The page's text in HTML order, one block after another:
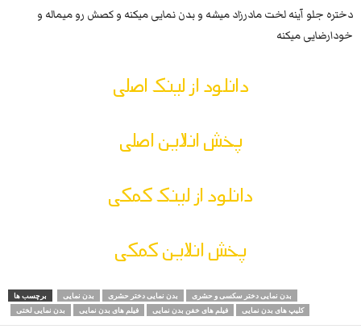
دختره جلو آینه لخت مادرزاد میشه و بدن نمایی میکنه و کصش رو میماله و
خودارضایی میکنه
دانلود از لینک اصلی
پخش انلاین اصلی
دانلود از لینک کمکی
پخش انلاین کمکی
برچسب ها بدن نمایی بدن نمایی دختر حشری
بدن نمایی دختر سکسی و حشری
بدن نمایی لختی
فیلم های بدن نمایی فیلم های خفن بدن نمایی کلیپ های بدن نمایی